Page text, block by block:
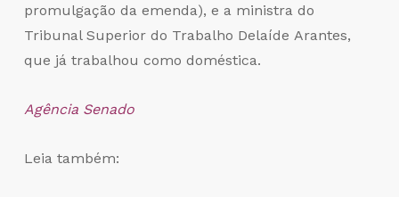
promulgação da emenda), e a ministra do
Tribunal Superior do Trabalho Delaíde Arantes,
que já trabalhou como doméstica.
Agência Senado
Leia também: